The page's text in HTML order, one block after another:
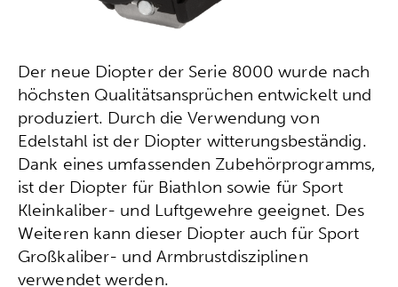
Der neue Diopter der Serie 8000 wurde nach
höchsten Qualitätsansprüchen entwickelt und
produziert. Durch die Verwendung von
Edelstahl ist der Diopter witterungsbeständig.
Dank eines umfassenden Zubehörprogramms,
ist der Diopter für Biathlon sowie für Sport
Kleinkaliber- und Luftgewehre geeignet. Des
Weiteren kann dieser Diopter auch für Sport
Großkaliber- und Armbrustdisziplinen
verwendet werden.